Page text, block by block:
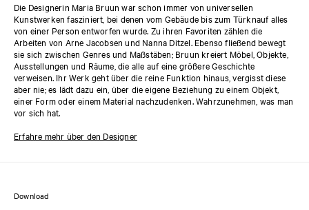
Die Designerin Maria Bruun war schon immer von universellen
Kunstwerken fasziniert, bei denen vom Gebäude bis zum Türknauf alles
von einer Person entworfen wurde. Zu ihren Favoriten zählen die
Arbeiten von Arne Jacobsen und Nanna Ditzel. Ebenso fließend bewegt
sie sich zwischen Genres und Maßstäben; Bruun kreiert Möbel, Objekte,
Ausstellungen und Räume, die alle auf eine größere Geschichte
verweisen. Ihr Werk geht über die reine Funktion hinaus, vergisst diese
aber nie; es lädt dazu ein, über die eigene Beziehung zu einem Objekt,
einer Form oder einem Material nachzudenken. Wahrzunehmen, was man
vor sich hat.
Erfahre mehr über den Designer
Download